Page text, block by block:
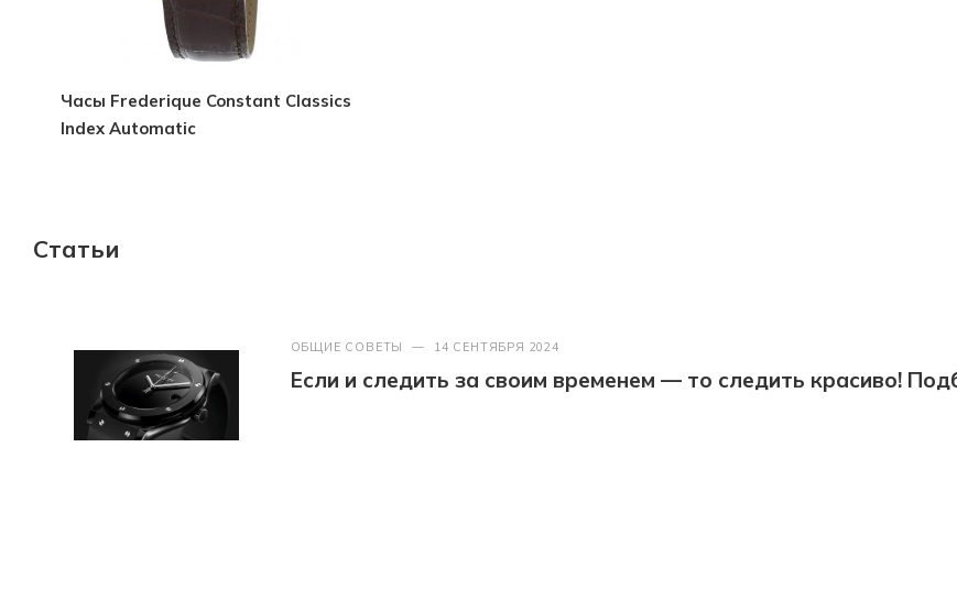
Часы Frederique Constant Classics
Index Automatic
Статьи
ОБЩИЕ СОВЕТЫ — 14 СЕНТЯБРЯ 2024
Если и следить за своим временем — то следить красиво!